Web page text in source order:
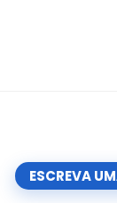
ESCREVA